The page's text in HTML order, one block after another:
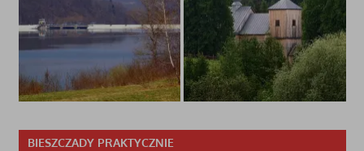
BIESZCZADY PRAKTYCZNIE